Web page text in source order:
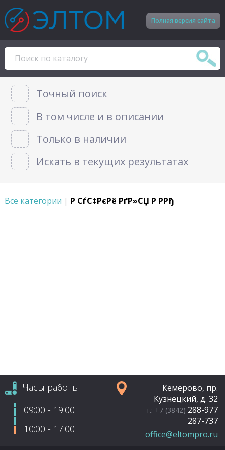
Полная версия сайта
Точный поиск
В том числе и в описании
Только в наличии
Искать в текущих результатах
Все категории | Р СѓС‡РєРё РґР»СЏ Р Р­Рђ
Часы работы:
09:00 - 19:00
10:00 - 17:00
Кемерово, пр.
Кузнецкий, д. 32
т.: +7 (3842) 288-977
287-737
office@eltompro.ru